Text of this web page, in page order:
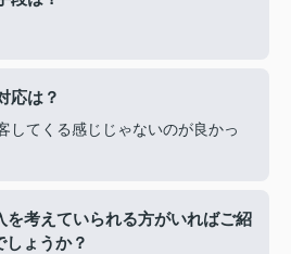
応は？
してくる感じじゃないのが良かっ
を考えていられる方がいればご紹
ょうか？